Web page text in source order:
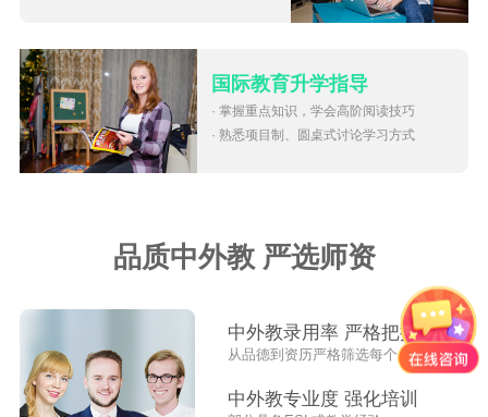
国际教育升学指导
· 掌握重点知识，学会高阶阅读技巧
· 熟悉项目制、圆桌式讨论学习方式
品质中外教 严选师资
中外教录用率 严格把控
从品德到资历严格筛选每个外教
中外教专业度 强化培训